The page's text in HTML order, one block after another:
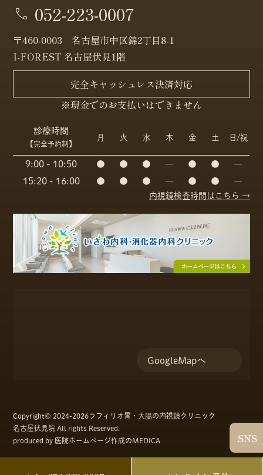
052-223-0007
〒460-0003 名古屋市中区錦2丁目8-1
I-FOREST 名古屋伏見1階
完全キャッシュレス決済対応
※現金でのお支払いはできません
診療時間
【完全予約制】
月 火 水 木 金 土 日/祝
9:00 - 10:50 ● ● ● ― ● ● ―
15:20 - 16:00 ● ● ● ― ● ● ―
内視鏡検査時間はこちら →
GoogleMapへ
Copyright© 2024-2026ラフィリオ胃・大腸の内視鏡クリニック
名古屋伏見院 All rights Reserved.
produced by 医院ホームページ作成のMEDICA SNS